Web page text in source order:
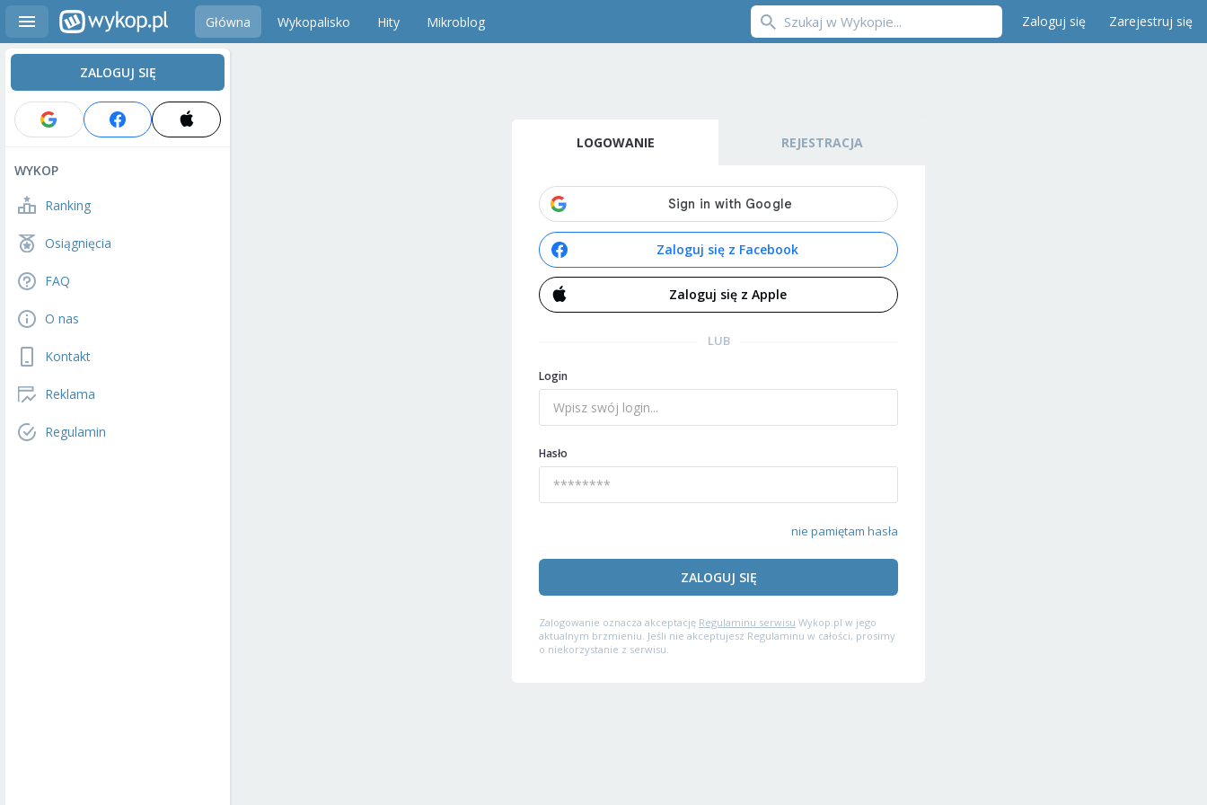
Główna Wykopalisko Hity Mikroblog Zaloguj się Zarejestruj się
ZALOGUJ SIĘ
WYKOP
Ranking
Osiągnięcia
FAQ
O nas
Kontakt
Reklama
Regulamin
LOGOWANIE REJESTRACJA
Zaloguj się z Facebook
Zaloguj się z Apple
LUB
Login
Hasło
nie pamiętam hasła
ZALOGUJ SIĘ
Zalogowanie oznacza akceptację Regulaminu serwisu Wykop.pl w jego
aktualnym brzmieniu. Jeśli nie akceptujesz Regulaminu w całości, prosimy
o niekorzystanie z serwisu.